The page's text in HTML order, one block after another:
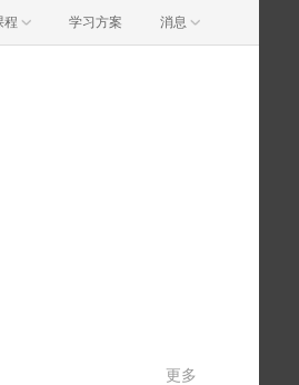
程 学习方案 消息
更多